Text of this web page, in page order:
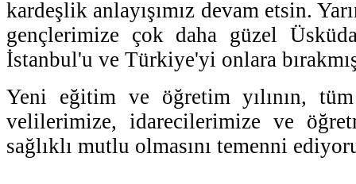
kardeşlik anlayışımız devam etsin.
gençlerimize çok daha güzel
İstanbul'u ve Türkiye'yi onlara
Yeni eğitim ve öğretim yılının, tüm
velilerimize, idarecilerimize ve
sağlıklı mutlu olmasını temenni